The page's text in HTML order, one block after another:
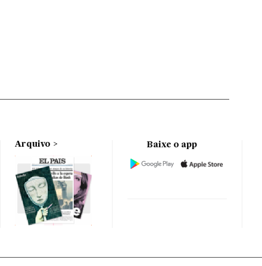
Arquivo Baixe o app